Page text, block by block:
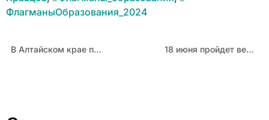
ФлагманыОбразования_2024
В Алтайском крае продолжают формировать финансовую грамотность детей и молодежи 18 июня пройдет вебинар «Подходы к разработке вариативных модулей по предмету «Труд (технология)»